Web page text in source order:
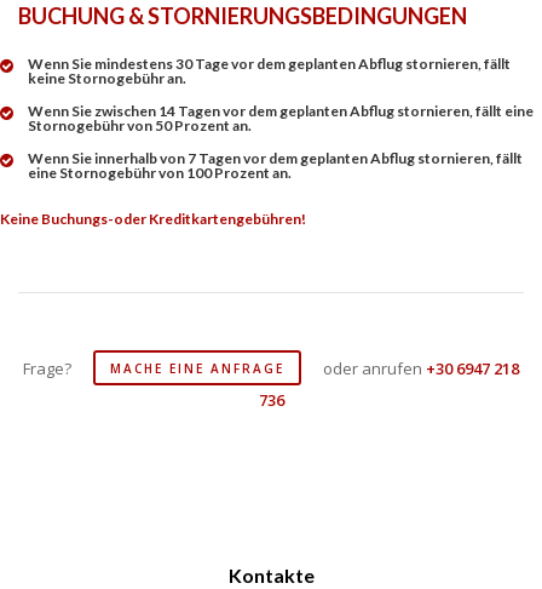
BUCHUNG & STORNIERUNGSBEDINGUNGEN
Wenn Sie mindestens 30 Tage vor dem geplanten Abflug stornieren, fällt
keine Stornogebühr an.
Wenn Sie zwischen 14 Tagen vor dem geplanten Abflug stornieren, fällt eine
Stornogebühr von 50 Prozent an.
Wenn Sie innerhalb von 7 Tagen vor dem geplanten Abflug stornieren, fällt
eine Stornogebühr von 100 Prozent an.
Keine Buchungs-oder Kreditkartengebühren!
Frage? MACHE EINE ANFRAGE oder anrufen +30 6947 218
736
Kontakte